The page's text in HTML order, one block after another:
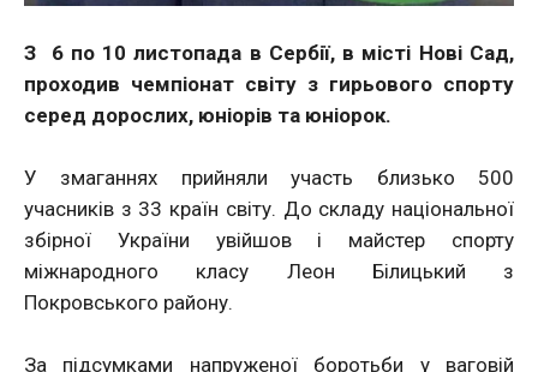
З 6 по 10 листопада в Сербії, в місті Нові Сад,
проходив чемпіонат світу з гирьового спорту
серед дорослих, юніорів та юніорок.
У змаганнях прийняли участь близько 500
учасників з 33 країн світу. До складу національної
збірної України увійшов і майстер спорту
міжнародного класу Леон Білицький з
Покровського району.
За підсумками напруженої боротьби у ваговій